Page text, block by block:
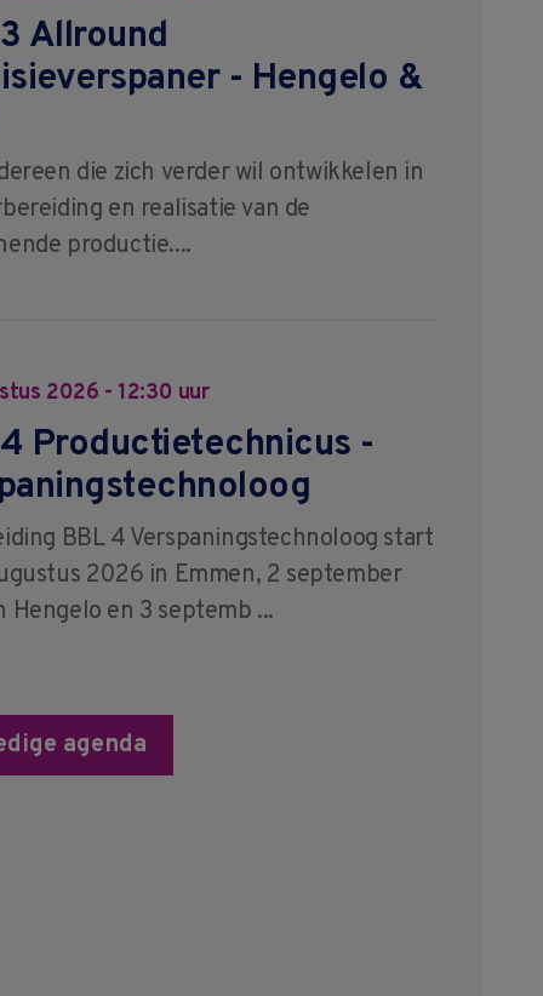
Allround
- Hengelo &
die zich verder wil ontwikkelen in
en realisatie van de
productie....
2026 - 12:30 uur
Productietechnicus -
BBL 4 Verspaningstechnoloog start
2026 in Emmen, 2 september
Hengelo en 3 septemb ...
agenda